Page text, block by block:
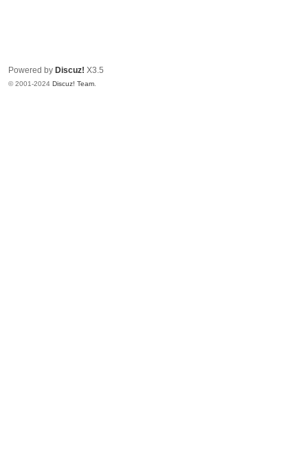
Powered by Discuz! X3.5
© 2001-2024 Discuz! Team